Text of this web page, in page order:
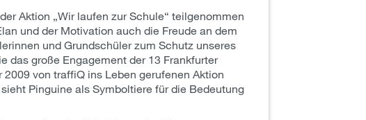
Aktion „Wir laufen zur Schule“ teilgenommen
und der Motivation auch die Freude an dem
und Grundschüler zum Schutz unseres
das große Engagement der 13 Frankfurter
von traffiQ ins Leben gerufenen Aktion
Pinguine als Symboltiere für die Bedeutung